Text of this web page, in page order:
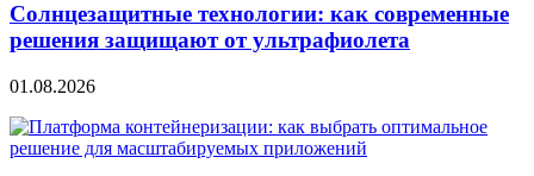
Солнцезащитные технологии: как современные
решения защищают от ультрафиолета
01.08.2026